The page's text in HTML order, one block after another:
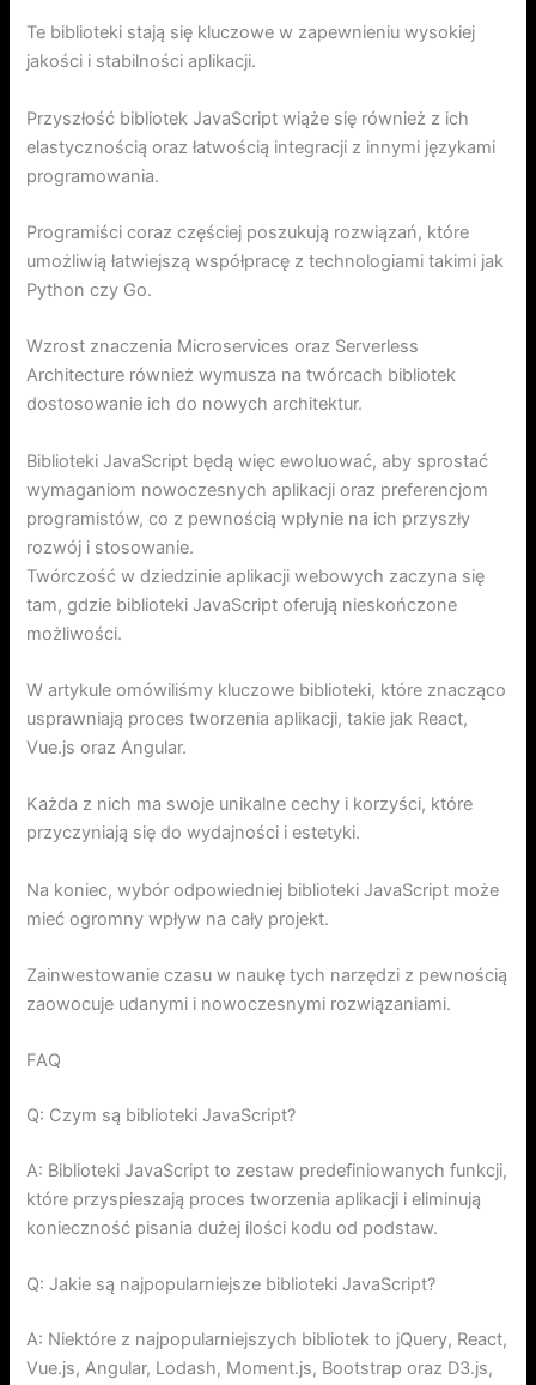
Te biblioteki stają się kluczowe w zapewnieniu wysokiej
jakości i stabilności aplikacji.
Przyszłość bibliotek JavaScript wiąże się również z ich
elastycznością oraz łatwością integracji z innymi językami
programowania.
Programiści coraz częściej poszukują rozwiązań, które
umożliwią łatwiejszą współpracę z technologiami takimi jak
Python czy Go.
Wzrost znaczenia Microservices oraz Serverless
Architecture również wymusza na twórcach bibliotek
dostosowanie ich do nowych architektur.
Biblioteki JavaScript będą więc ewoluować, aby sprostać
wymaganiom nowoczesnych aplikacji oraz preferencjom
programistów, co z pewnością wpłynie na ich przyszły
rozwój i stosowanie.
Twórczość w dziedzinie aplikacji webowych zaczyna się
tam, gdzie biblioteki JavaScript oferują nieskończone
możliwości.
W artykule omówiliśmy kluczowe biblioteki, które znacząco
usprawniają proces tworzenia aplikacji, takie jak React,
Vue.js oraz Angular.
Każda z nich ma swoje unikalne cechy i korzyści, które
przyczyniają się do wydajności i estetyki.
Na koniec, wybór odpowiedniej biblioteki JavaScript może
mieć ogromny wpływ na cały projekt.
Zainwestowanie czasu w naukę tych narzędzi z pewnością
zaowocuje udanymi i nowoczesnymi rozwiązaniami.
FAQ
Q: Czym są biblioteki JavaScript?
A: Biblioteki JavaScript to zestaw predefiniowanych funkcji,
które przyspieszają proces tworzenia aplikacji i eliminują
konieczność pisania dużej ilości kodu od podstaw.
Q: Jakie są najpopularniejsze biblioteki JavaScript?
A: Niektóre z najpopularniejszych bibliotek to jQuery, React,
Vue.js, Angular, Lodash, Moment.js, Bootstrap oraz D3.js,